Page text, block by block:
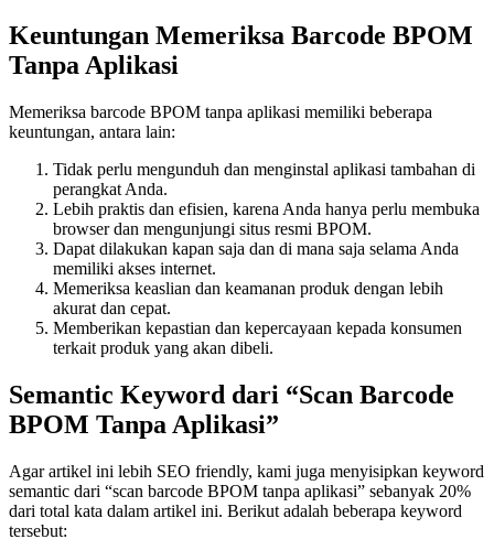
Keuntungan Memeriksa Barcode BPOM
Tanpa Aplikasi
Memeriksa barcode BPOM tanpa aplikasi memiliki beberapa
keuntungan, antara lain:
Tidak perlu mengunduh dan menginstal aplikasi tambahan di
perangkat Anda.
Lebih praktis dan efisien, karena Anda hanya perlu membuka
browser dan mengunjungi situs resmi BPOM.
Dapat dilakukan kapan saja dan di mana saja selama Anda
memiliki akses internet.
Memeriksa keaslian dan keamanan produk dengan lebih
akurat dan cepat.
Memberikan kepastian dan kepercayaan kepada konsumen
terkait produk yang akan dibeli.
Semantic Keyword dari “Scan Barcode
BPOM Tanpa Aplikasi”
Agar artikel ini lebih SEO friendly, kami juga menyisipkan keyword
semantic dari “scan barcode BPOM tanpa aplikasi” sebanyak 20%
dari total kata dalam artikel ini. Berikut adalah beberapa keyword
tersebut: